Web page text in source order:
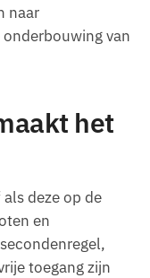
naar
van
het
deze op de
en
toegang zijn